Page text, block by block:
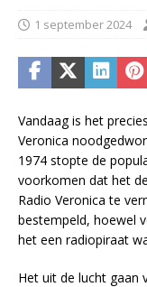
1 september 2024
Vandaag is het
Veronica
1974 stopte de
voorkomen dat het
Radio Veronica te
bestempeld, hoewel
het een radiopiraat
Het uit de lucht gaan